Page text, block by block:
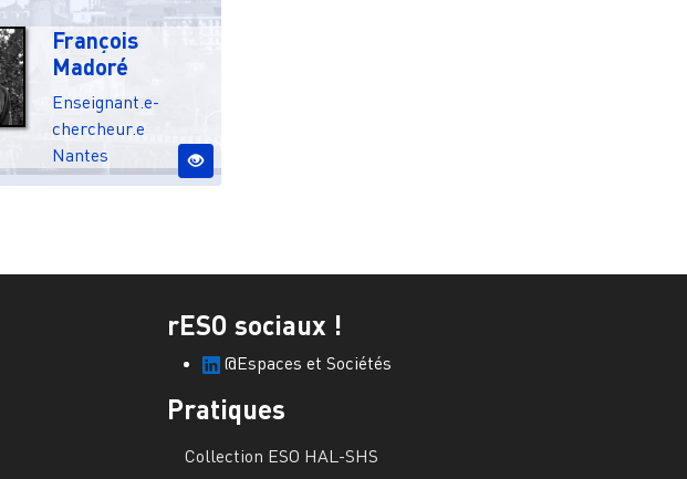
François
Madoré
Enseignant.e-
chercheur.e
Nantes
rESO sociaux !
@Espaces et Sociétés
Pratiques
Collection ESO HAL-SHS